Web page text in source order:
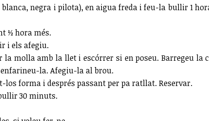
negra i pilota), en aigua freda i feu-la bullir 1
½ hora més.
i els afegiu.
la molla amb la llet i escórrer si en poseu. Barregeu
la. Afegiu-la al brou.
los forma i després passant per pa ratllat. Reservar.
30 minuts.